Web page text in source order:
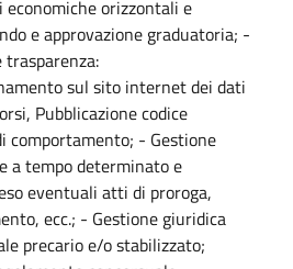
orizzontali e
e approvazione graduatoria; -
trasparenza:
sul sito internet dei dati
Pubblicazione codice
comportamento; - Gestione
a tempo determinato e
eventuali atti di proroga,
ecc.; - Gestione giuridica
precario e/o stabilizzato;